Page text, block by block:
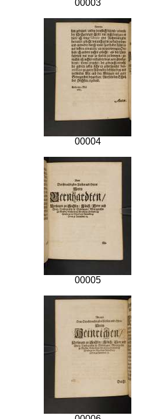
00003
00004
00005